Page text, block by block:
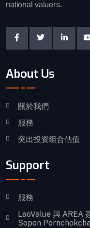
national valuers.
About Us
關於我們
服務
突出投资组合估值
Support
服務
LaoValue 與 AREA
Sopon